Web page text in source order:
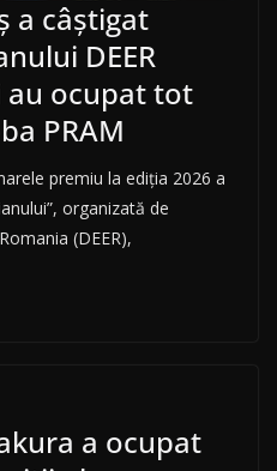
a câștigat
DEER
au ocupat tot
PRAM
premiu la ediția 2026 a
organizată de
(DEER),
a ocupat